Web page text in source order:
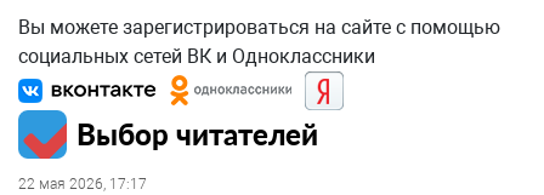
Вы можете зарегистрироваться на сайте с помощью
социальных сетей ВК и Одноклассники
Выбор читателей
22 мая 2026, 17:17